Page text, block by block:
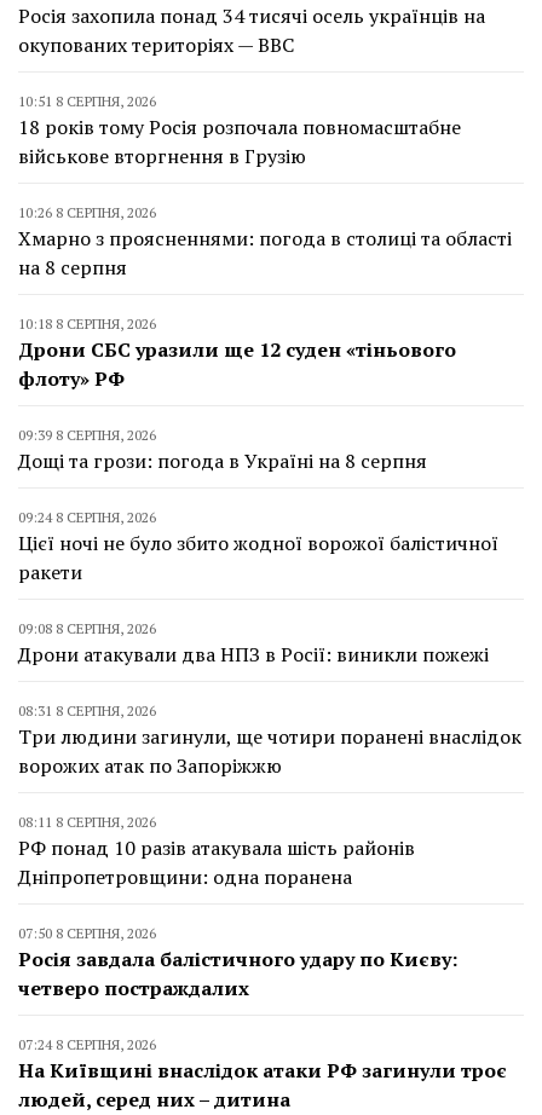
Росія захопила понад 34 тисячі осель українців на
окупованих територіях — BBC
10:51 8 СЕРПНЯ, 2026
18 років тому Росія розпочала повномасштабне
військове вторгнення в Грузію
10:26 8 СЕРПНЯ, 2026
Хмарно з проясненнями: погода в столиці та області
на 8 серпня
10:18 8 СЕРПНЯ, 2026
Дрони СБС уразили ще 12 суден «тіньового
флоту» РФ
09:39 8 СЕРПНЯ, 2026
Дощі та грози: погода в Україні на 8 серпня
09:24 8 СЕРПНЯ, 2026
Цієї ночі не було збито жодної ворожої балістичної
ракети
09:08 8 СЕРПНЯ, 2026
Дрони атакували два НПЗ в Росії: виникли пожежі
08:31 8 СЕРПНЯ, 2026
Три людини загинули, ще чотири поранені внаслідок
ворожих атак по Запоріжжю
08:11 8 СЕРПНЯ, 2026
РФ понад 10 разів атакувала шість районів
Дніпропетровщини: одна поранена
07:50 8 СЕРПНЯ, 2026
Росія завдала балістичного удару по Києву:
четверо постраждалих
07:24 8 СЕРПНЯ, 2026
На Київщині внаслідок атаки РФ загинули троє
людей, серед них – дитина